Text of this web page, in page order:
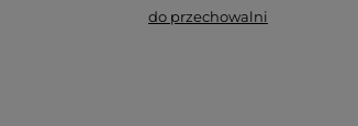
do przechowalni